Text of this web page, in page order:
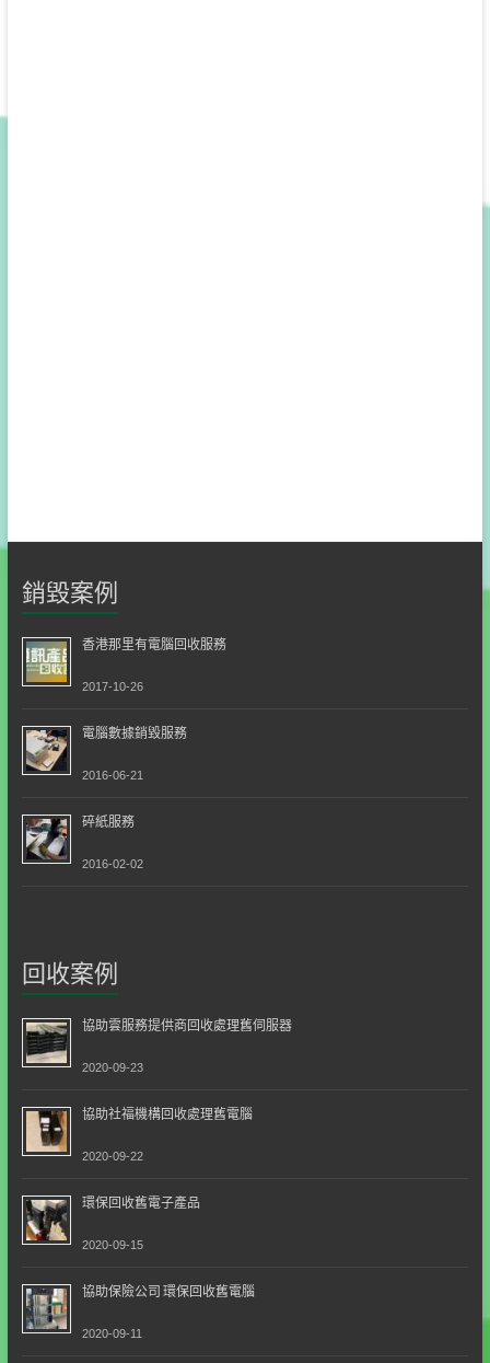
銷毀案例
香港那里有電腦回收服務
2017-10-26
電腦數據銷毀服務
2016-06-21
碎紙服務
2016-02-02
回收案例
協助雲服務提供商回收處理舊伺服器
2020-09-23
協助社福機構回收處理舊電腦
2020-09-22
環保回收舊電子產品
2020-09-15
協助保險公司 環保回收舊電腦
2020-09-11